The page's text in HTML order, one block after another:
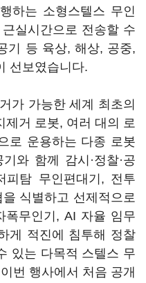
하는 소형스텔스 무인
실시간으로 전송할 수
기 등 육상, 해상, 공중,
선보였습니다.
가 가능한 세계 최초의
제거 로봇, 여러 대의 로
로 운용하는 다종 로봇
와 함께 감시·정찰·공
피탐 무인편대기, 전투
식별하고 선제적으로
폭무인기, AI 자율 임무
게 적진에 침투해 정찰
있는 다목적 스텔스 무
번 행사에서 처음 공개